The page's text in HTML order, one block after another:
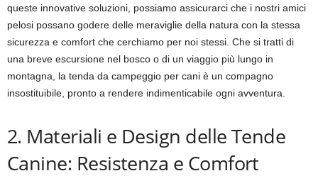
queste innovative soluzioni, possiamo assicurarci che i nostri amici
pelosi possano godere delle meraviglie della natura con la stessa
sicurezza e comfort che cerchiamo per noi stessi. Che si tratti di
una breve escursione nel bosco o di un viaggio più lungo in
montagna, la tenda da campeggio per cani è un compagno
insostituibile, pronto a rendere indimenticabile ogni avventura.
2. Materiali e Design delle Tende
Canine: Resistenza e Comfort